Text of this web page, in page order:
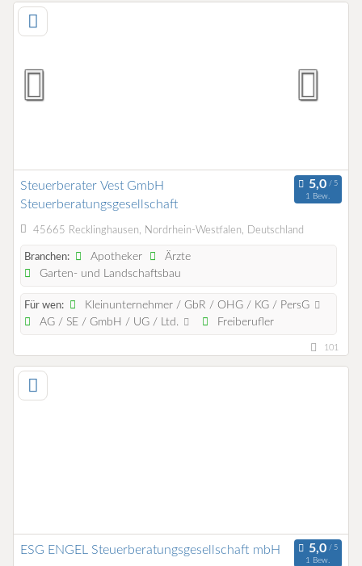
Steuerberater Vest GmbH
Steuerberatungsgesellschaft
1 Bew.
45665 Recklinghausen, Nordrhein-Westfalen, Deutschland
Branchen: Apotheker
Ärzte
Garten- und Landschaftsbau
Für wen:
Kleinunternehmer / GbR / OHG / KG / PersG
AG / SE / GmbH / UG / Ltd.
Freiberufler
101
ESG ENGEL Steuerberatungsgesellschaft mbH
1 Bew.